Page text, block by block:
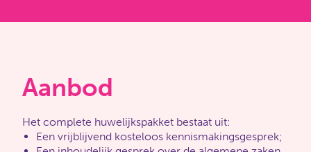
Aanbod
Het complete huwelijkspakket bestaat uit:
Een vrijblijvend kosteloos kennismakingsgesprek;